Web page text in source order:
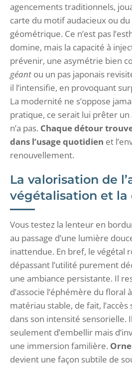
agencements traditionnels,
carte du motif audacieux ou
géométrique. Ce n’est pas
domine, mais la capacité à
prévenir, une asymétrie bien
géant ou un pas japonais
il l’intensifie, en provoquant
La modernité ne s’oppose
pratique, ce serait lui prêter un
n’a pas. Chaque détour
dans l’usage quotidien et
renouvellement.
La valorisation de
végétalisation et la
Vous testez la lenteur en
au passage d’une lumière
inattendue. En bref, le végétal
dépassant l’utilité purement
une ambiance persistante. Il
d’associe l’éphémère du floral
matériau stable, de fait,
dans son intensité sensorielle.
seulement d’embellir mais
une immersion familière.
devient une façon subtile de